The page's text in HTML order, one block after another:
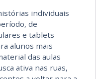
individuais
de
e tablets
alunos mais
das aulas
ativa nas ruas,